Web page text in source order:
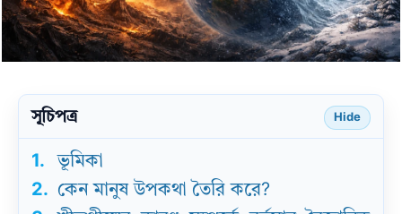
সূচিপত্র Hide
1.
ভূমিকা
2. কেন মানুষ উপকথা তৈরি করে?